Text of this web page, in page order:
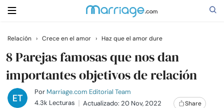
Buscar
Casarse
Relación › Crece en el amor › Haz que el amor dure
8 Parejas famosas que nos dan
importantes objetivos de relación
Por Marriage.com Editorial Team
4.3k Lecturas
Actualizado: 20 Nov, 2022 Share